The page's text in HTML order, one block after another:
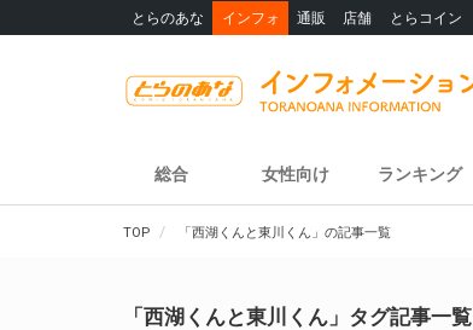
とらのあな インフォ 通販 店舗 とらコイン
総合 女性向け ランキング
TOP 「西湖くんと東川くん」の記事一覧
「西湖くんと東川くん」タグ記事一覧